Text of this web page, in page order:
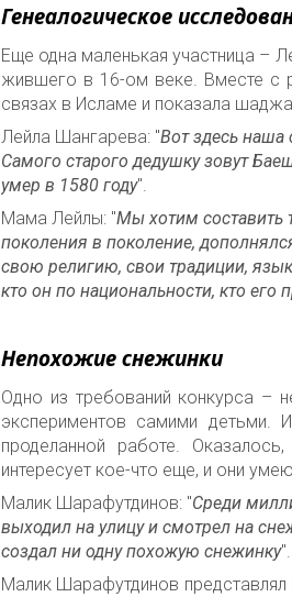
Генеалогическое
Еще одна маленькая участница –
жившего в 16-ом веке. Вместе с
связах в Исламе и показала
Лейла Шангарева: "Вот здесь наша
Самого старого дедушку зовут
умер в 1580 году".
Мама Лейлы: "Мы хотим составить
поколения в поколение,
свою религию, свои традиции,
кто он по национальности, кто
Непохожие снежинки
Одно из требований конкурса –
экспериментов самими детьми.
проделанной работе.
интересует кое-что еще, и они
Малик Шарафутдинов: "Среди
выходил на улицу и смотрел на
создал ни одну похожую снежинку".
Малик Шарафутдинов